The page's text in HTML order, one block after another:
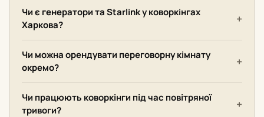
Чи є генератори та Starlink у коворкінгах
Харкова?
Чи можна орендувати переговорну кімнату
окремо?
Чи працюють коворкінги під час повітряної
тривоги?